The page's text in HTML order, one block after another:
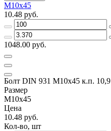
М10х45
10.48 руб.
1048.00 руб.
Болт DIN 931 М10х45 к.п. 10,9
Размер
М10х45
Цена
10.48 руб.
Кол-во, шт